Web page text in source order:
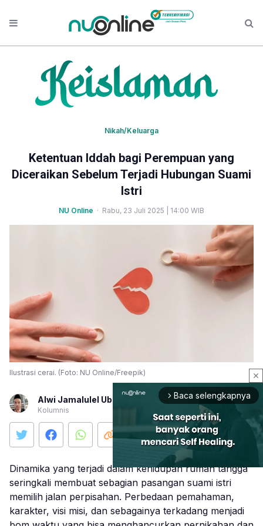
Nikah/Keluarga
Ketentuan Iddah bagi Perempuan yang
Diceraikan Sebelum Terjadi Hubungan Suami
Istri
NU Online · Rabu, 23 Juli 2025 | 14:00 WIB
Ilustrasi cerai. (Foto: NU Online/Freepik)
Alwi Jamalulel Ubab
Kolumnis
Dinamika yang terjadi dalam kehidupan rumah tangga
seringkali membuat sebagian pasangan suami istri
memilih jalan perpisahan. Perbedaan pemahaman,
karakter, visi misi, dan sebagainya terkadang menjadi
close
arrow_forward_ios Baca selengkapnya
Mute